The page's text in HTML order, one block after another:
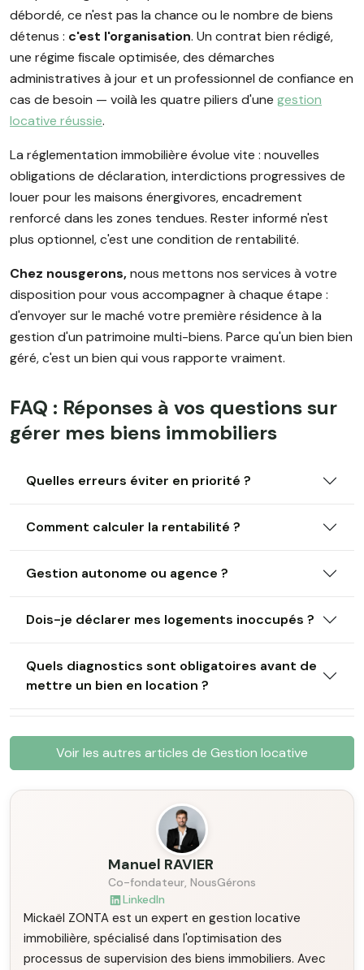
débordé, ce n'est pas la chance ou le nombre de biens
détenus : c'est l'organisation. Un contrat bien rédigé,
une régime fiscale optimisée, des démarches
administratives à jour et un professionnel de confiance en
cas de besoin — voilà les quatre piliers d'une gestion
locative réussie.
La réglementation immobilière évolue vite : nouvelles
obligations de déclaration, interdictions progressives de
louer pour les maisons énergivores, encadrement
renforcé dans les zones tendues. Rester informé n'est
plus optionnel, c'est une condition de rentabilité.
Chez nousgerons,nous mettons nos services à votre
disposition pour vous accompagner à chaque étape :
d'envoyer sur le maché votre première résidence à la
gestion d'un patrimoine multi-biens. Parce qu'un bien bien
géré, c'est un bien qui vous rapporte vraiment.
FAQ : Réponses à vos questions sur
gérer mes biens immobiliers
Quelles erreurs éviter en priorité ?
Comment calculer la rentabilité ?
Gestion autonome ou agence ?
Dois-je déclarer mes logements inoccupés ?
Quels diagnostics sont obligatoires avant de
mettre un bien en location ?
Voir les autres articles de Gestion locative
Manuel RAVIER
Co-fondateur, NousGérons
LinkedIn
Mickaël ZONTA est un expert en gestion locative
immobilière, spécialisé dans l'optimisation des
processus de supervision des biens immobiliers. Avec